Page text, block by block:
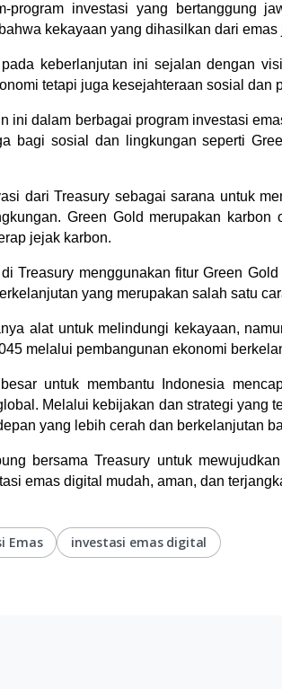
program investasi yang bertanggung
kekayaan yang dihasilkan dari
keberlanjutan ini sejalan dengan
tetapi juga kesejahteraan sosial dan
ini dalam berbagai program investasi
bagi sosial dan lingkungan seperti
dari Treasury sebagai sarana untuk
Green Gold merupakan
jejak karbon.
Treasury menggunakan fitur Green
yang merupakan salah satu
alat untuk melindungi kekayaan,
melalui pembangunan ekonomi
untuk membantu Indonesia
Melalui kebijakan dan strategi yang
yang lebih cerah dan berkelanjutan
bersama Treasury untuk
emas digital mudah, aman, dan
Emas investasi emas digital